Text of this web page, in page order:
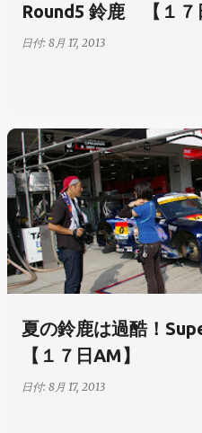
Round5 鈴鹿 【１７
日付: 8月 17, 2013
夏の鈴鹿は過酷！
【１７日AM】
日付: 8月 17, 2013